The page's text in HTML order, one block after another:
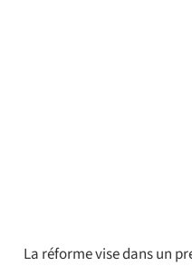
La réforme vise dans un